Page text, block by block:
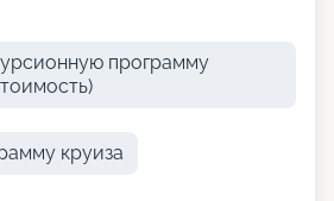
программу
круиза